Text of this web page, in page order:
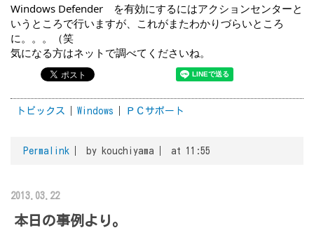
Windows Defender　を有効にするにはアクションセンターと
いうところで行いますが、これがまたわかりづらいところ
に。。。（笑
気になる方はネットで調べてくださいね。
トピックス Windows ＰＣサポート
Permalink by kouchiyama at 11:55
2013.03.22
本日の事例より。